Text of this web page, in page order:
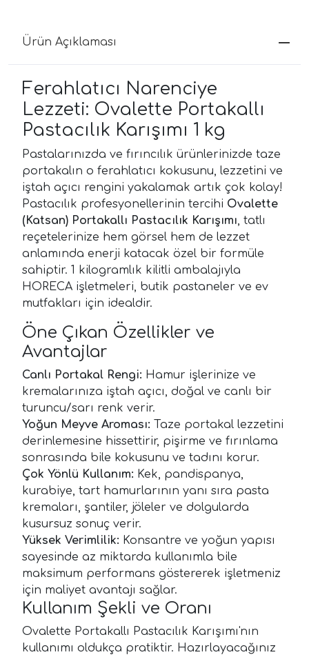
Ürün Açıklaması
Ferahlatıcı Narenciye
Lezzeti: Ovalette Portakallı
Pastacılık Karışımı 1 kg
Pastalarınızda ve fırıncılık ürünlerinizde taze
portakalın o ferahlatıcı kokusunu, lezzetini ve
iştah açıcı rengini yakalamak artık çok kolay!
Pastacılık profesyonellerinin tercihi Ovalette
(Katsan) Portakallı Pastacılık Karışımı, tatlı
reçetelerinize hem görsel hem de lezzet
anlamında enerji katacak özel bir formüle
sahiptir. 1 kilogramlık kilitli ambalajıyla
HORECA işletmeleri, butik pastaneler ve ev
mutfakları için idealdir.
Öne Çıkan Özellikler ve
Avantajlar
Canlı Portakal Rengi: Hamur işlerinize ve
kremalarınıza iştah açıcı, doğal ve canlı bir
turuncu/sarı renk verir.
Yoğun Meyve Aroması: Taze portakal lezzetini
derinlemesine hissettirir, pişirme ve fırınlama
sonrasında bile kokusunu ve tadını korur.
Çok Yönlü Kullanım: Kek, pandispanya,
kurabiye, tart hamurlarının yanı sıra pasta
kremaları, şantiler, jöleler ve dolgularda
kusursuz sonuç verir.
Yüksek Verimlilik: Konsantre ve yoğun yapısı
sayesinde az miktarda kullanımla bile
maksimum performans göstererek işletmeniz
için maliyet avantajı sağlar.
Kullanım Şekli ve Oranı
Ovalette Portakallı Pastacılık Karışımı'nın
kullanımı oldukça pratiktir. Hazırlayacağınız